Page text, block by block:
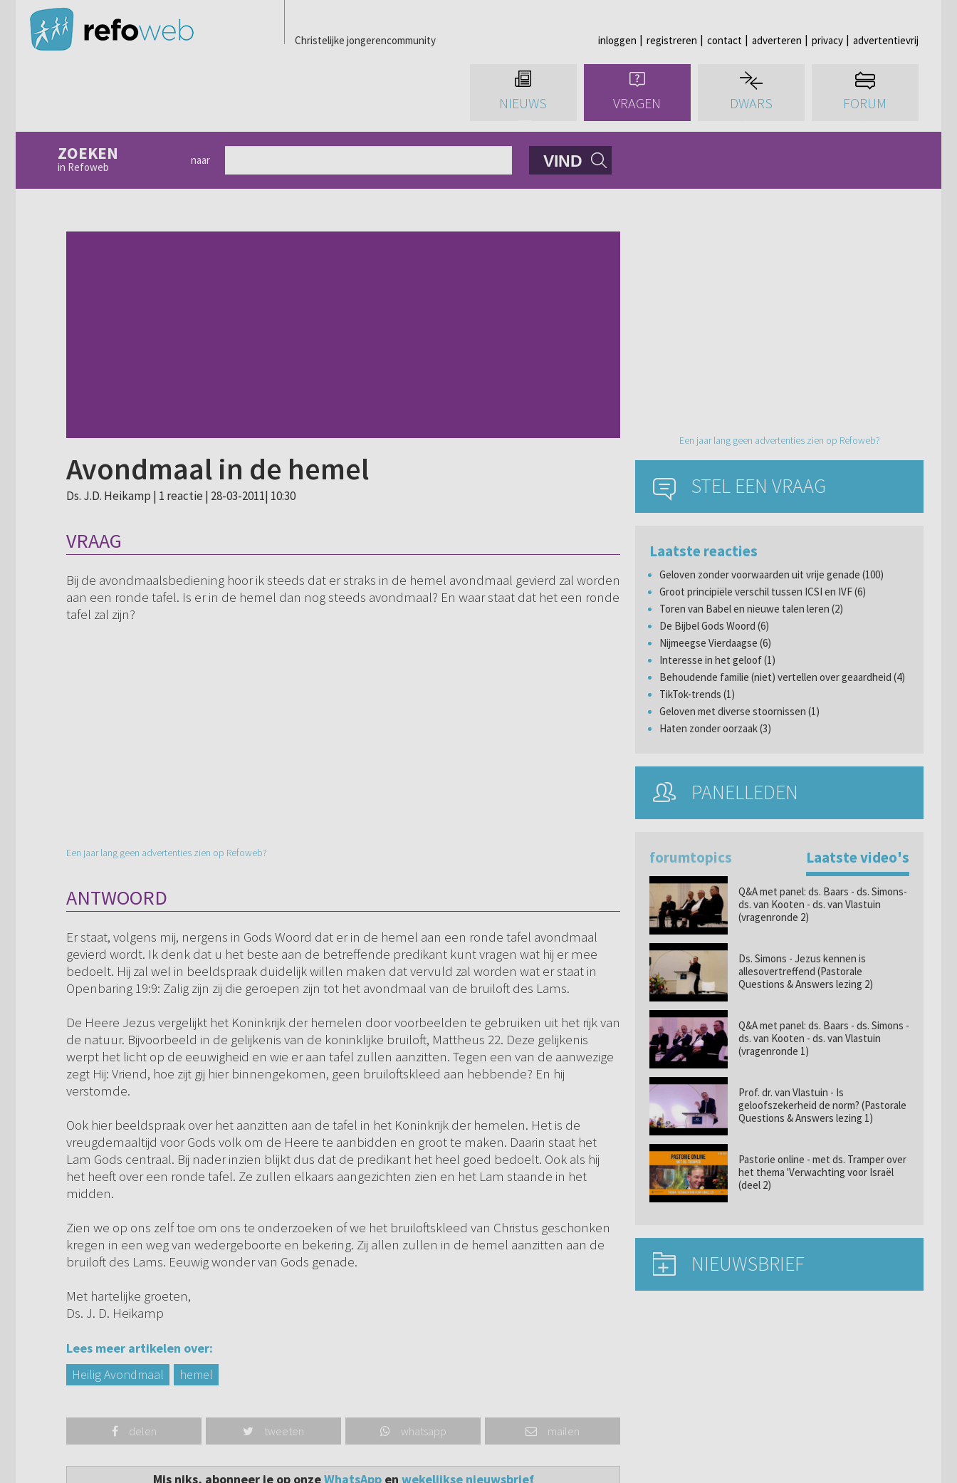
Christelijke jongerencommunity inloggen registreren contact adverteren privacy advertentievrij
NIEUWS VRAGEN DWARS FORUM
ZOEKEN
in Refoweb
naar VIND
Avondmaal in de hemel
Ds. J.D. Heikamp | 1 reactie | 28-03-2011| 10:30
VRAAG
Bij de avondmaalsbediening hoor ik steeds dat er straks in de hemel avondmaal gevierd zal worden
aan een ronde tafel. Is er in de hemel dan nog steeds avondmaal? En waar staat dat het een ronde
tafel zal zijn?
Een jaar lang geen advertenties zien op Refoweb?
ANTWOORD
Er staat, volgens mij, nergens in Gods Woord dat er in de hemel aan een ronde tafel avondmaal
gevierd wordt. Ik denk dat u het beste aan de betreffende predikant kunt vragen wat hij er mee
bedoelt. Hij zal wel in beeldspraak duidelijk willen maken dat vervuld zal worden wat er staat in
Openbaring 19:9: Zalig zijn zij die geroepen zijn tot het avondmaal van de bruiloft des Lams.
De Heere Jezus vergelijkt het Koninkrijk der hemelen door voorbeelden te gebruiken uit het rijk van
de natuur. Bijvoorbeeld in de gelijkenis van de koninklijke bruiloft, Mattheus 22. Deze gelijkenis
werpt het licht op de eeuwigheid en wie er aan tafel zullen aanzitten. Tegen een van de aanwezige
zegt Hij: Vriend, hoe zijt gij hier binnengekomen, geen bruiloftskleed aan hebbende? En hij
verstomde.
Ook hier beeldspraak over het aanzitten aan de tafel in het Koninkrijk der hemelen. Het is de
vreugdemaaltijd voor Gods volk om de Heere te aanbidden en groot te maken. Daarin staat het
Lam Gods centraal. Bij nader inzien blijkt dus dat de predikant het heel goed bedoelt. Ook als hij
het heeft over een ronde tafel. Ze zullen elkaars aangezichten zien en het Lam staande in het
midden.
Zien we op ons zelf toe om ons te onderzoeken of we het bruiloftskleed van Christus geschonken
kregen in een weg van wedergeboorte en bekering. Zij allen zullen in de hemel aanzitten aan de
bruiloft des Lams. Eeuwig wonder van Gods genade.
Met hartelijke groeten,
Ds. J. D. Heikamp
Lees meer artikelen over:
Heilig Avondmaal
hemel
delen tweeten whatsapp mailen
Mis niks, abonneer je op onzeWhatsAppen wekelijkse nieuwsbrief
Een jaar lang geen advertenties zien op Refoweb?
STEL EEN VRAAG
Laatste reacties
Geloven zonder voorwaarden uit vrije genade (100)
Groot principiële verschil tussen ICSI en IVF (6)
Toren van Babel en nieuwe talen leren (2)
De Bijbel Gods Woord (6)
Nijmeegse Vierdaagse (6)
Interesse in het geloof (1)
Behoudende familie (niet) vertellen over geaardheid (4)
TikTok-trends (1)
Geloven met diverse stoornissen (1)
Haten zonder oorzaak (3)
PANELLEDEN
forumtopics Laatste video's
Q&A met panel: ds. Baars - ds. Simons-
ds. van Kooten - ds. van Vlastuin
(vragenronde 2)
Ds. Simons - Jezus kennen is
allesovertreffend (Pastorale
Questions & Answers lezing 2)
Q&A met panel: ds. Baars - ds. Simons -
ds. van Kooten - ds. van Vlastuin
(vragenronde 1)
Prof. dr. van Vlastuin - Is
geloofszekerheid de norm? (Pastorale
Questions & Answers lezing 1)
Pastorie online - met ds. Tramper over
het thema 'Verwachting voor Israël
(deel 2)
NIEUWSBRIEF